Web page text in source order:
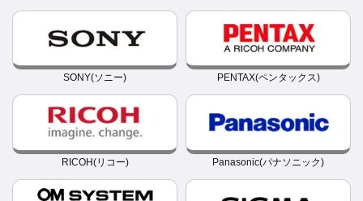
SONY(ソニー) PENTAX(ペンタックス)
RICOH(リコー) Panasonic(パナソニック)